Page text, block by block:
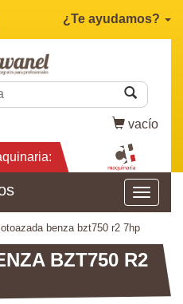
¿Te ayudamos?
vacío
motoazada benza bzt750 r2 7hp
BZT750 R2